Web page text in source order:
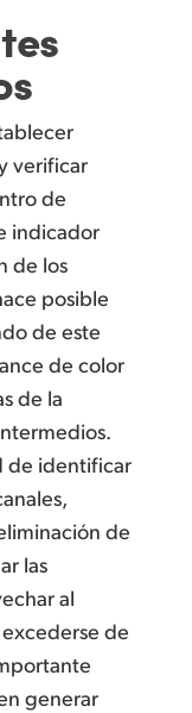
verificar
de
indicador
de los
posible
de este
de color
de la
de identificar
de
las
al
de
generar